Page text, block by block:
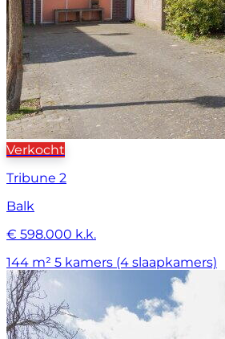
Verkocht
Tribune 2
Balk
€ 598.000 k.k.
144 m² 5 kamers (4 slaapkamers)